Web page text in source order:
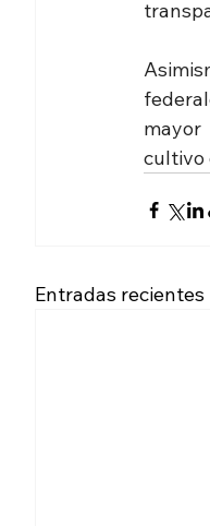
cultivo
Entradas recientes